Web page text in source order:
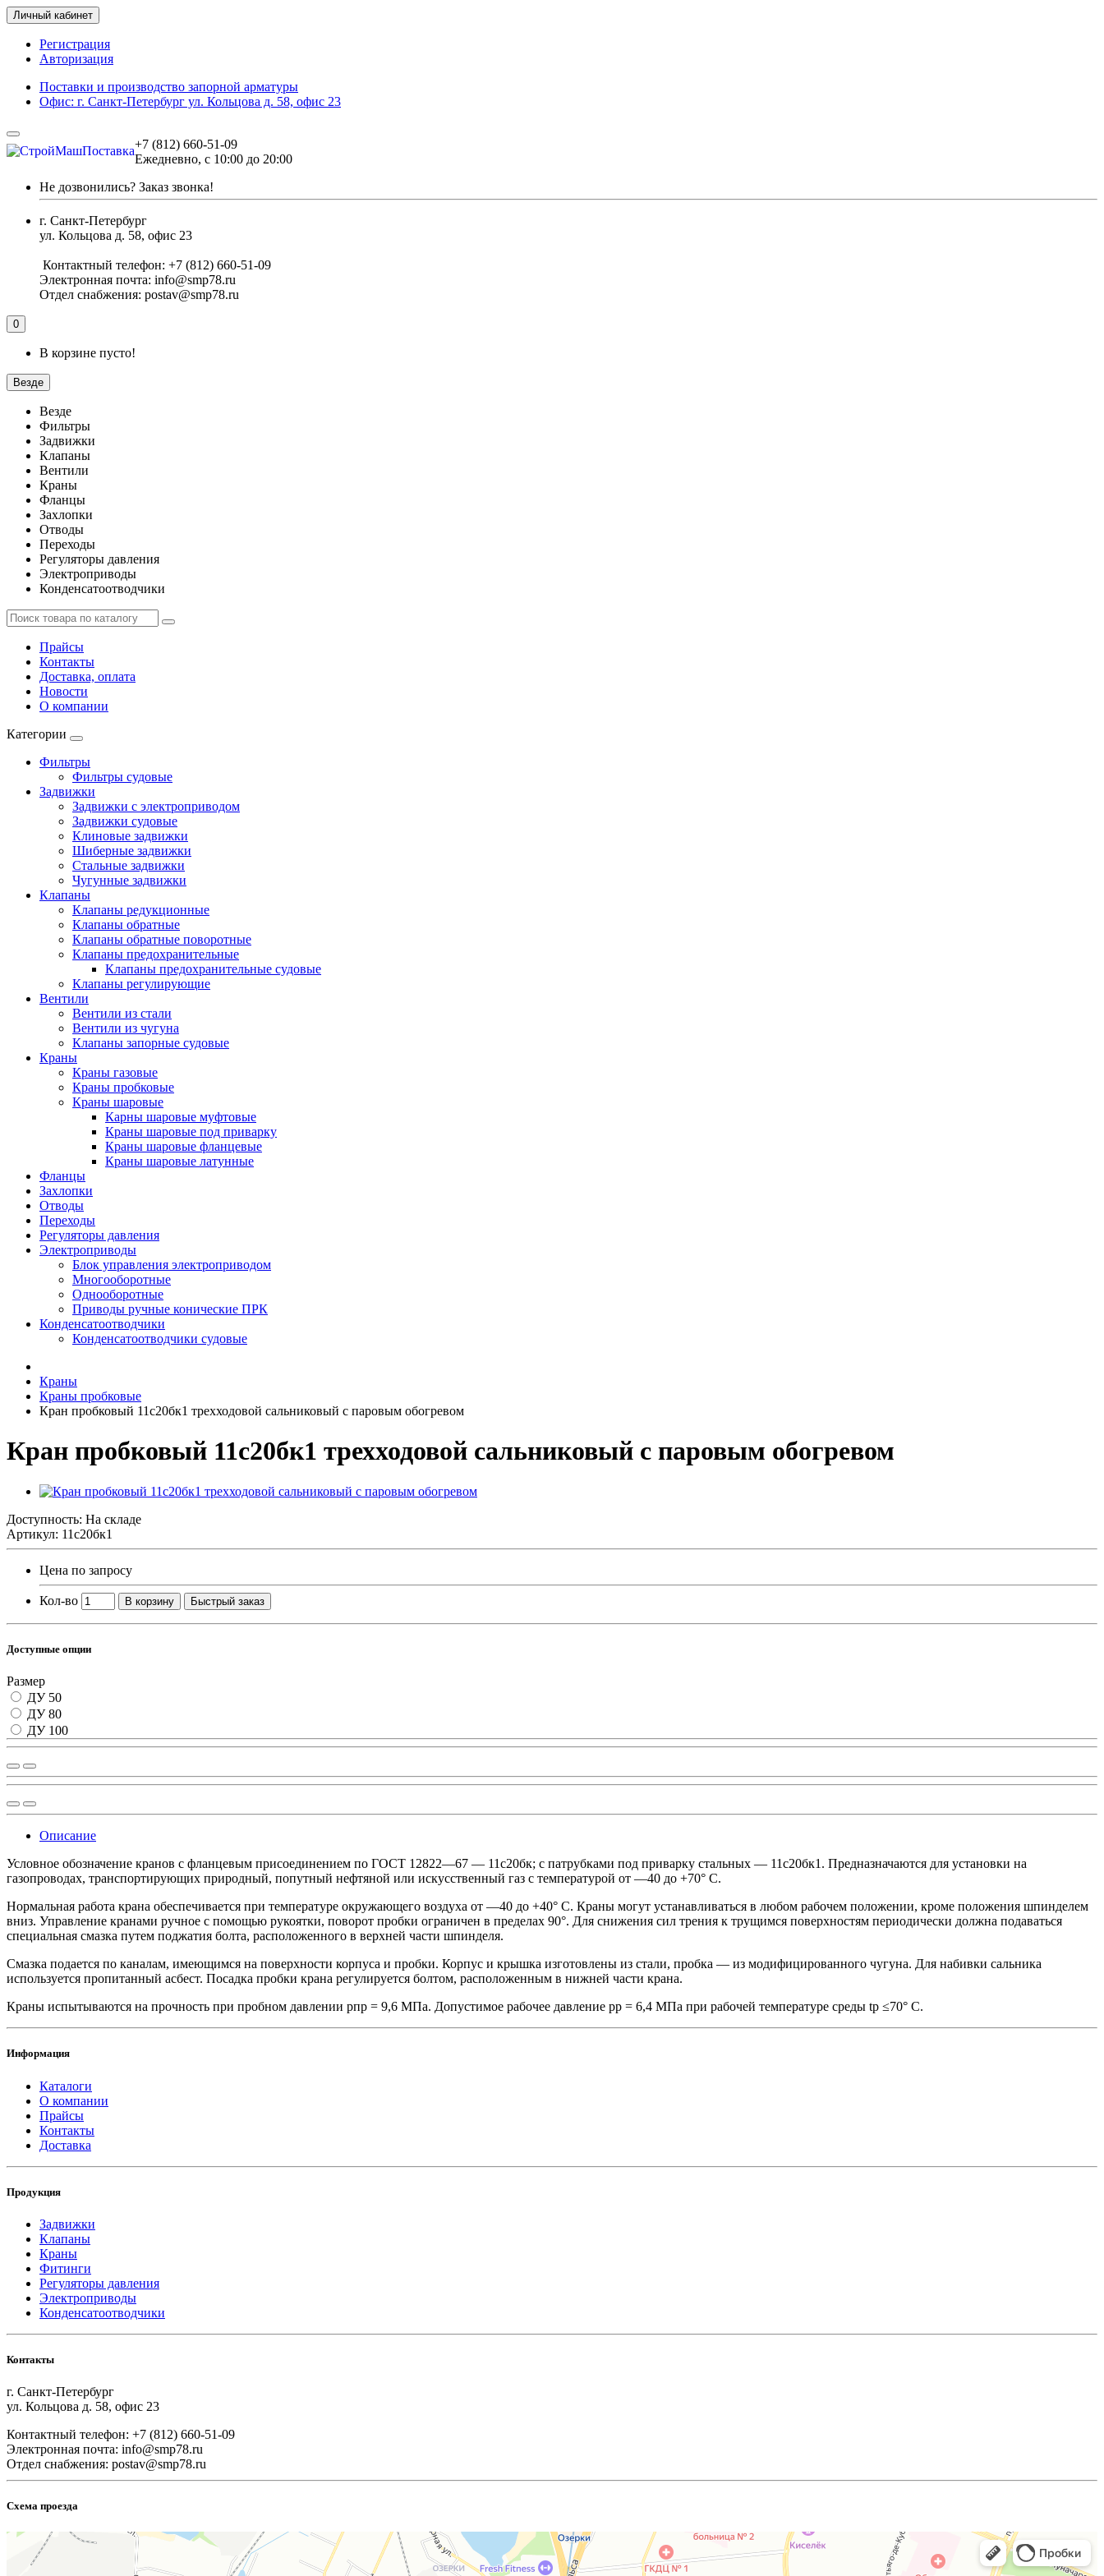
Личный кабинет
Регистрация
Авторизация
Поставки и производство запорной арматуры
Офис: г. Санкт-Петербург ул. Кольцова д. 58, офис 23
+7 (812) 660-51-09
Ежедневно, с 10:00 до 20:00
Не дозвонились? Заказ звонка!
г. Санкт-Петербург
ул. Кольцова д. 58, офис 23
Контактный телефон: +7 (812) 660-51-09
Электронная почта: info@smp78.ru
Отдел снабжения: postav@smp78.ru
0
В корзине пусто!
Везде
Везде
Фильтры
Задвижки
Клапаны
Вентили
Краны
Фланцы
Захлопки
Отводы
Переходы
Регуляторы давления
Электроприводы
Конденсатоотводчики
Прайсы
Контакты
Доставка, оплата
Новости
О компании
Категории
Фильтры
Фильтры судовые
Задвижки
Задвижки с электроприводом
Задвижки судовые
Клиновые задвижки
Шиберные задвижки
Стальные задвижки
Чугунные задвижки
Клапаны
Клапаны редукционные
Клапаны обратные
Клапаны обратные поворотные
Клапаны предохранительные
Клапаны предохранительные судовые
Клапаны регулирующие
Вентили
Вентили из стали
Вентили из чугуна
Клапаны запорные судовые
Краны
Краны газовые
Краны пробковые
Краны шаровые
Карны шаровые муфтовые
Краны шаровые под приварку
Краны шаровые фланцевые
Краны шаровые латунные
Фланцы
Захлопки
Отводы
Переходы
Регуляторы давления
Электроприводы
Блок управления электроприводом
Многооборотные
Однооборотные
Приводы ручные конические ПРК
Конденсатоотводчики
Конденсатоотводчики судовые
Краны
Краны пробковые
Кран пробковый 11с20бк1 трехходовой сальниковый с паровым обогревом
Кран пробковый 11с20бк1 трехходовой сальниковый с паровым обогревом
Доступность: На складе
Артикул: 11с20бк1
Цена по запросу
Кол-во В корзину Быстрый заказ
Доступные опции
Размер
ДУ 50
ДУ 80
ДУ 100
Описание
Условное обозначение кранов с фланцевым присоединением по ГОСТ 12822—67 — 11с20бк; с патрубками под приварку стальных — 11с20бк1. Предназначаются для установки на
газопроводах, транспортирующих природный, попутный нефтяной или искусственный газ с температурой от —40 до +70° С.
Нормальная работа крана обеспечивается при температуре окружающего воздуха от —40 до +40° С. Краны могут устанавливаться в любом рабочем положении, кроме положения шпинделем
вниз. Управление кранами ручное с помощью рукоятки, поворот пробки ограничен в пределах 90°. Для снижения сил трения к трущимся поверхностям периодически должна подаваться
специальная смазка путем поджатия болта, расположенного в верхней части шпинделя.
Смазка подается по каналам, имеющимся на поверхности корпуса и пробки. Корпус и крышка изготовлены из стали, пробка — из модифицированного чугуна. Для набивки сальника
используется пропитанный асбест. Посадка пробки крана регулируется болтом, расположенным в нижней части крана.
Краны испытываются на прочность при пробном давлении рпр = 9,6 МПа. Допустимое рабочее давление рр = 6,4 МПа при рабочей температуре среды tр ≤70° С.
Информация
Каталоги
О компании
Прайсы
Контакты
Доставка
Продукция
Задвижки
Клапаны
Краны
Фитинги
Регуляторы давления
Электроприводы
Конденсатоотводчики
Контакты
г. Санкт-Петербург
ул. Кольцова д. 58, офис 23
Контактный телефон: +7 (812) 660-51-09
Электронная почта: info@smp78.ru
Отдел снабжения: postav@smp78.ru
Схема проезда